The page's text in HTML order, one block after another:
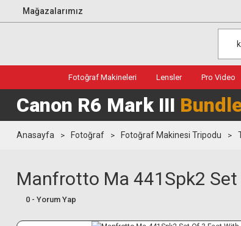
Mağazalarımız
Fotoğraf Makineleri Lensler Pro Video
Canon R6 Mark III
Anasayfa Fotoğraf Fotoğraf Makinesi Tripodu
Manfrotto Ma 441Spk2
0 - Yorum Yap